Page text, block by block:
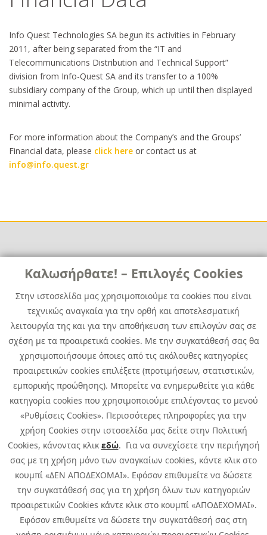
Καλωσήρθατε! – Επιλογές Cookies
Στην ιστοσελίδα μας χρησιμοποιούμε τα cookies που είναι
τεχνικώς αναγκαία για την ορθή και αποτελεσματική
λειτουργία της και για την αποθήκευση των επιλογών σας σε
σχέση με τα προαιρετικά cookies. Με την συγκατάθεσή σας θα
χρησιμοποιήσουμε όποιες από τις ακόλουθες κατηγορίες
προαιρετικών cookies επιλέξετε (προτιμήσεων, στατιστικών,
εμπορικής προώθησης). Μπορείτε να ενημερωθείτε για κάθε
κατηγορία cookies που χρησιμοποιούμε επιλέγοντας το μενού
«Ρυθμίσεις Cookies». Περισσότερες πληροφορίες για την
χρήση Cookies στην ιστοσελίδα μας δείτε στην Πολιτική
Cookies, κάνοντας κλικ εδώ. Για να συνεχίσετε την περιήγησή
σας με τη χρήση μόνο των αναγκαίων cookies, κάντε κλικ στο
κουμπί «ΔΕΝ ΑΠΟΔΕΧΟΜΑΙ». Εφόσον επιθυμείτε να δώσετε
την συγκατάθεσή σας για τη χρήση όλων των κατηγοριών
προαιρετικών Cookies κάντε κλικ στο κουμπί «ΑΠΟΔΕΧΟΜΑΙ».
Εφόσον επιθυμείτε να δώσετε την συγκατάθεσή σας στη
Info Quest Technologies SA begun its activities in February
2011, after being separated from the “IT and
Telecommunications Distribution and Technical Support”
division from Info-Quest SA and its transfer to a 100%
subsidiary company of the Group, which up until then displayed
minimal activity.
For more information about the Company’s and the Groups’
Financial data, please click here or contact us at
info@info.quest.gr
Χρήσιμα
News
Media Kit
Career
Quest Group